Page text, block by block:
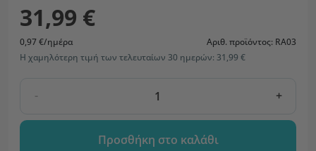
31,99 €
0,97 €/ημέρα
Αριθ. προϊόντος: RA03
Η χαμηλότερη τιμή των τελευταίων 30 ημερών: 31,99 €
- +
Προσθήκη στο καλάθι